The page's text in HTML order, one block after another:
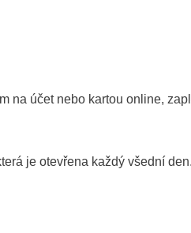
na účet nebo kartou online,
je otevřena každý všední